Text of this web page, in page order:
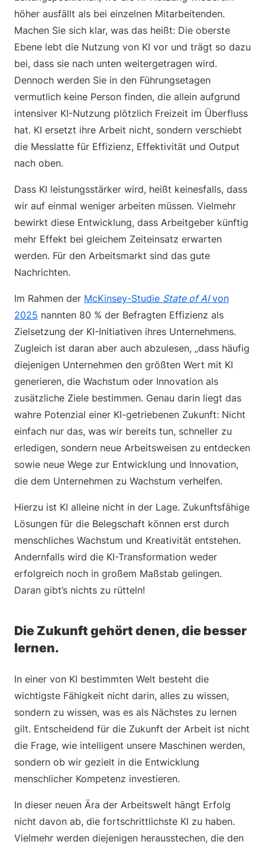
höher ausfällt als bei einzelnen Mitarbeitenden.
Machen Sie sich klar, was das heißt: Die oberste
Ebene lebt die Nutzung von KI vor und trägt so dazu
bei, dass sie nach unten weitergetragen wird.
Dennoch werden Sie in den Führungsetagen
vermutlich keine Person finden, die allein aufgrund
intensiver KI-Nutzung plötzlich Freizeit im Überfluss
hat. KI ersetzt ihre Arbeit nicht, sondern verschiebt
die Messlatte für Effizienz, Effektivität und Output
nach oben.
Dass KI leistungsstärker wird, heißt keinesfalls, dass
wir auf einmal weniger arbeiten müssen. Vielmehr
bewirkt diese Entwicklung, dass Arbeitgeber künftig
mehr Effekt bei gleichem Zeiteinsatz erwarten
werden. Für den Arbeitsmarkt sind das gute
Nachrichten.
Im Rahmen der McKinsey-Studie State of AIvon
2025 nannten 80 % der Befragten Effizienz als
Zielsetzung der KI-Initiativen ihres Unternehmens.
Zugleich ist daran aber auch abzulesen, „dass häufig
diejenigen Unternehmen den größten Wert mit KI
generieren, die Wachstum oder Innovation als
zusätzliche Ziele bestimmen. Genau darin liegt das
wahre Potenzial einer KI-getriebenen Zukunft: Nicht
einfach nur das, was wir bereits tun, schneller zu
erledigen, sondern neue Arbeitsweisen zu entdecken
sowie neue Wege zur Entwicklung und Innovation,
die dem Unternehmen zu Wachstum verhelfen.
Hierzu ist KI alleine nicht in der Lage. Zukunftsfähige
Lösungen für die Belegschaft können erst durch
menschliches Wachstum und Kreativität entstehen.
Andernfalls wird die KI-Transformation weder
erfolgreich noch in großem Maßstab gelingen.
Daran gibt’s nichts zu rütteln!
Die Zukunft gehört denen, die besser
lernen.
In einer von KI bestimmten Welt besteht die
wichtigste Fähigkeit nicht darin, alles zu wissen,
sondern zu wissen, was es als Nächstes zu lernen
gilt. Entscheidend für die Zukunft der Arbeit ist nicht
die Frage, wie intelligent unsere Maschinen werden,
sondern ob wir gezielt in die Entwicklung
menschlicher Kompetenz investieren.
In dieser neuen Ära der Arbeitswelt hängt Erfolg
nicht davon ab, die fortschrittlichste KI zu haben.
Vielmehr werden diejenigen herausstechen, die den